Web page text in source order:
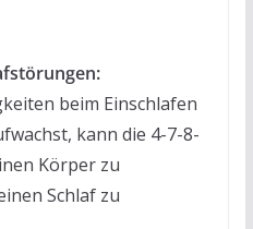
beim Einschlafen
kann die 4-7-8-
Körper zu
Schlaf zu